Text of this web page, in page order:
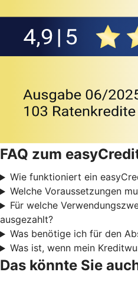
FAQ zum
Wie funktioniert ein
Welche Voraussetzungen
Für welche
ausgezahlt?
Was benötige ich für den
Was ist, wenn mein
Das könnte Sie